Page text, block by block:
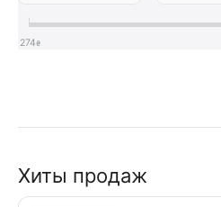
274₴
Хиты продаж